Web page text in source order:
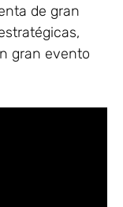
de gran
gran evento